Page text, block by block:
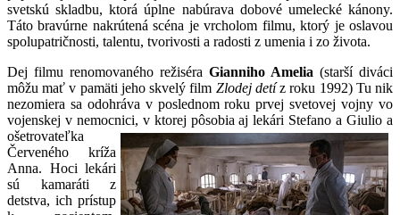
svetskú skladbu, ktorá úplne nabúrava dobové umelecké kánony.
Táto bravúrne nakrútená scéna je vrcholom filmu, ktorý je oslavou
spolupatričnosti, talentu, tvorivosti a radosti z umenia i zo života.
Dej filmu renomovaného režiséra Gianniho Amelia (starší diváci
môžu mať v pamäti jeho skvelý film Zlodej detíz roku 1992) Tu nik
nezomiera sa odohráva v poslednom roku prvej svetovej vojny vo
vojenskej v nemocnici, v ktorej pôsobia aj lekári Stefano a Giulio a
ošetrovateľka
Červeného kríža
Anna. Hoci lekári
sú kamaráti z
detstva, ich prístup